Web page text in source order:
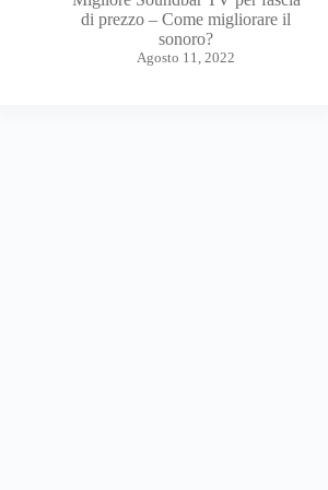
di prezzo – Come migliorare il
sonoro?
Agosto 11, 2022